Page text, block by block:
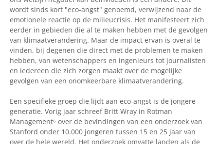
wordt sinds kort "eco-angst" genoemd, verwijzend naar de
emotionele reactie op de milieucrisis. Het manifesteert zich
eerder in gebieden die al te maken hebben met de gevolgen
van klimaatverandering. Maar de impact ervan is overal te
vinden, bij degenen die direct met de problemen te maken
hebben, van wetenschappers en ingenieurs tot journalisten
en iedereen die zich zorgen maakt over de mogelijke
gevolgen van een onomkeerbare klimaatverandering.
Een specifieke groep die lijdt aan eco-angst is de jongere
generatie. Vorig jaar schreef Britt Wray in Rotman
Management⁶ over de bevindingen van een onderzoek van
Stanford onder 10.000 jongeren tussen 15 en 25 jaar van
over de hele wereld. Het onderzoek omvatte landen als de